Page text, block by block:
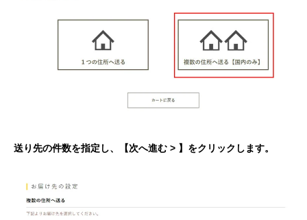
送り先の件数を指定し、【次へ進む > 】をクリックします。